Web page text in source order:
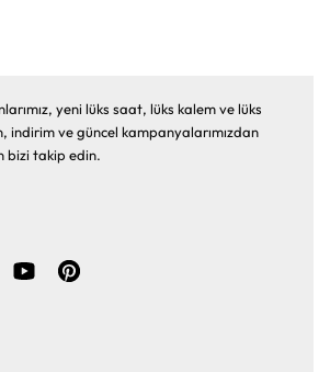
yeni lüks saat, lüks kalem ve lüks
indirim ve güncel kampanyalarımızdan
bizi takip edin.